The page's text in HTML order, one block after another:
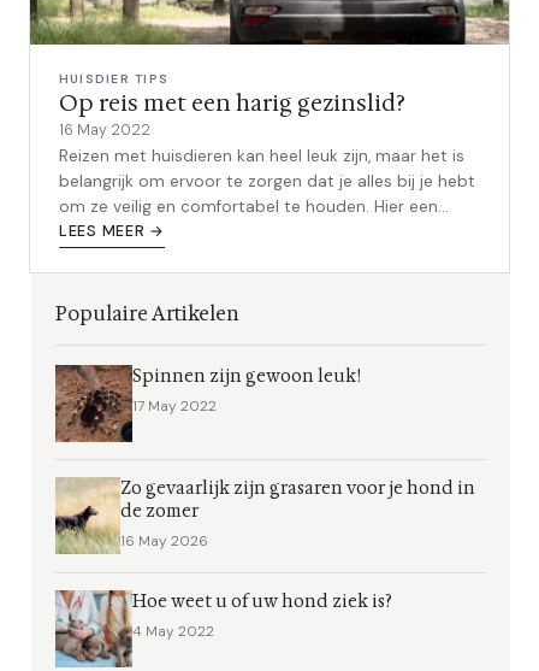
HUISDIER TIPS
Op reis met een harig gezinslid?
16 May 2022
Reizen met huisdieren kan heel leuk zijn, maar het is
belangrijk om ervoor te zorgen dat je alles bij je hebt
om ze veilig en comfortabel te houden. Hier een
aantal belangrijke ...
LEES MEER →
Populaire Artikelen
Spinnen zijn gewoon leuk!
17 May 2022
Zo gevaarlijk zijn grasaren voor je hond in
de zomer
16 May 2026
Hoe weet u of uw hond ziek is?
4 May 2022